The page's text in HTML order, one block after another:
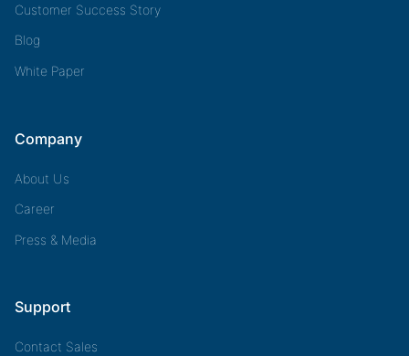
Customer Success Story
Blog
White Paper
Company
About Us
Career
Press & Media
Support
Contact Sales